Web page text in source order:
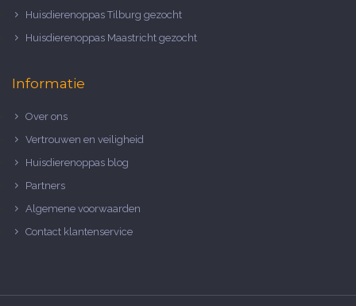
Huisdierenoppas Tilburg gezocht
Huisdierenoppas Maastricht gezocht
Informatie
Over ons
Vertrouwen en veiligheid
Huisdierenoppas blog
Partners
Algemene voorwaarden
Contact klantenservice